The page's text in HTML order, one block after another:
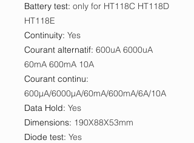
Battery test: only for HT118C HT118D
HT118E
Continuity: Yes
Courant alternatif: 600uA 6000uA
60mA 600mA 10A
Courant continu:
600μA/6000μA/60mA/600mA/6A/10A
Data Hold: Yes
Dimensions: 190X88X53mm
Diode test: Yes